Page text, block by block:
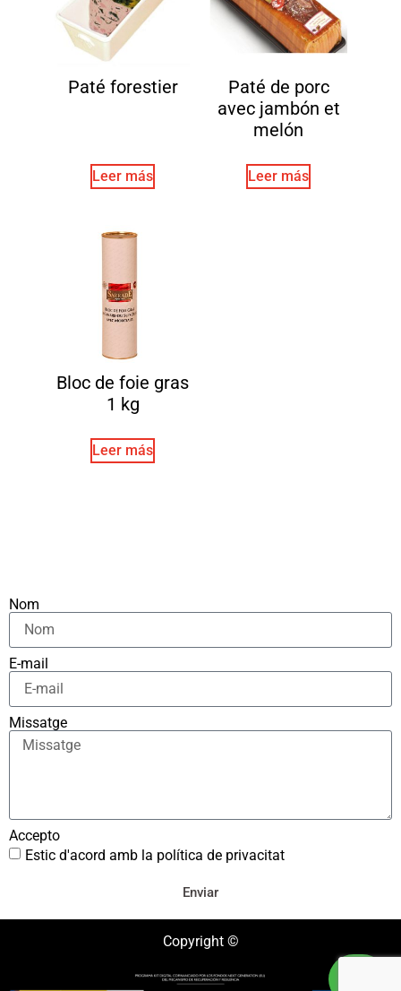
Paté forestier
Leer más
Paté de porc
avec jambón et
melón
Leer más
Bloc de foie gras
1 kg
Leer más
Nom
E-mail
Missatge
Accepto
Estic d'acord amb la política de privacitat
Enviar
Copyright ©